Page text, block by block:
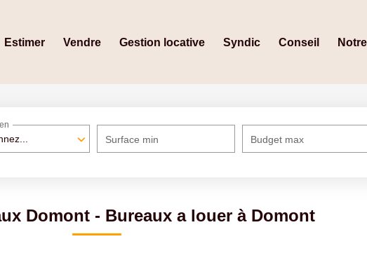
Estimer Vendre Gestion locative Syndic Conseil
Surface min Budget max
Domont - Bureaux a louer à Domont